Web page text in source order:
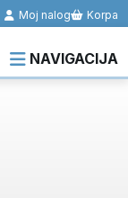
Moj nalog Korpa
NAVIGACIJA